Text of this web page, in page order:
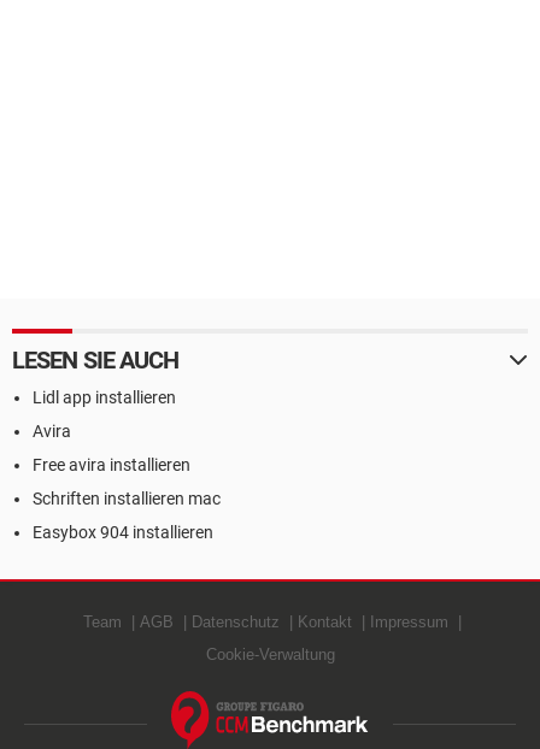
LESEN SIE AUCH
Lidl app installieren
Avira
Free avira installieren
Schriften installieren mac
Easybox 904 installieren
Team AGB Datenschutz Kontakt
Impressum
Cookie-Verwaltung